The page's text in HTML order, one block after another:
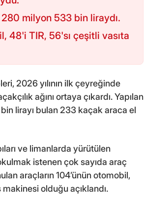
milyon 533 bin liraydı.
48'i TIR, 56'sı çeşitli vasıta
2026 yılının ilk çeyreğinde
ağını ortaya çıkardı. Yapılan
lirayı bulan 233 kaçak araca el
ve limanlarda yürütülen
istenen çok sayıda araç
araçların 104’ünün otomobil,
makinesi olduğu açıklandı.